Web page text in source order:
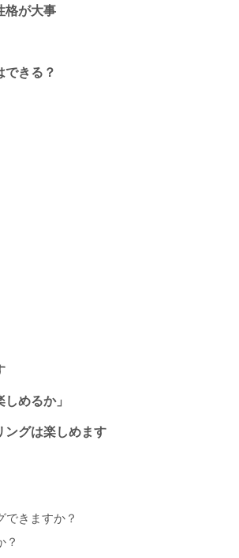
格が大事
できる？
めるか」
ングは楽しめます
できますか？
？